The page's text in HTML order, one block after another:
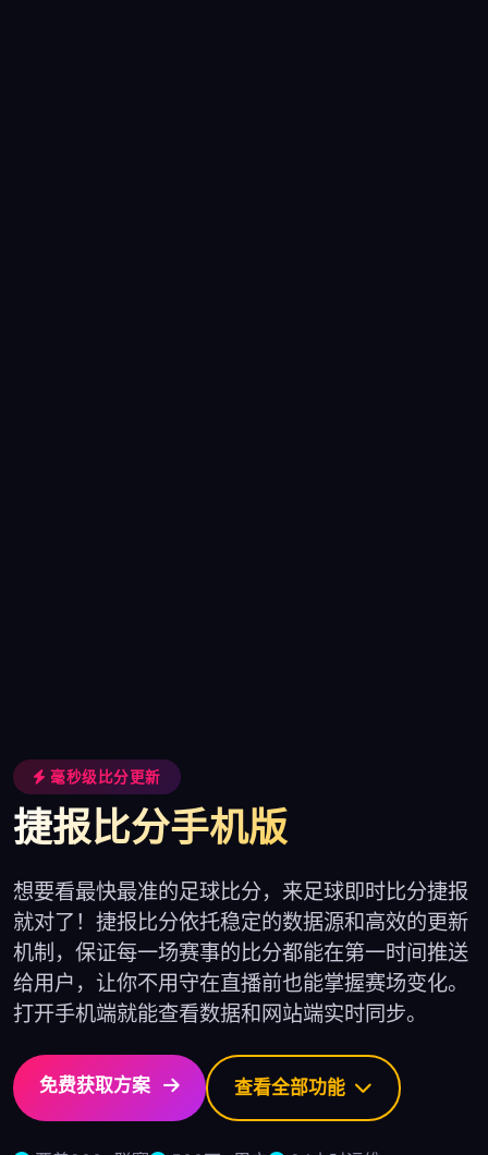
毫秒级比分更新
捷报比分手机版
想要看最快最准的足球比分，来足球即时比分捷报
就对了！捷报比分依托稳定的数据源和高效的更新
机制，保证每一场赛事的比分都能在第一时间推送
给用户，让你不用守在直播前也能掌握赛场变化。
打开手机端就能查看数据和网站端实时同步。
免费获取方案 查看全部功能